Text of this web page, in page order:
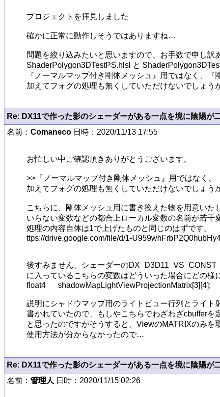
プロジェクトを拝見しました
確かに正常に動作しそうではありますね…
問題を絞り込みたいと思いますので、お手数で申し訳
ShaderPolygon3DTestPS.hlsl と
『ノーマルマップ付き剛体メッシュ』用ではなく、
加えてフォグの処理も無くしていただけないでしょう
Re: DX11で作った影のシェーダーがある一点を境に陰陽が
名前： Comaneco 日時：2020/11/13 17:55
お忙しい中ご確認頂きありがとうございます。
>>『ノーマルマップ付き剛体メッシュ』用ではなく
加えてフォグの処理も無くしていただけないでしょう
こちらに、剛体メッシュ用に書き換えた物を用意いた
いらない変数などの都合上ローカル変数の名前が若干
処理の内容自体は1で上げたものと同じのはずです。
ttps://drive.google.com/file/d/1-
後すみません、シェーダーの
に入っているこちらの変数はどういった場合にどの様
float4	shadowMapLightViewProjectionMatrix[3][4];
説明にシャドウマップ用のライトビュー行列とライト
書かれていたので、もしやこちらでわざわざcbufferを
と思ったのですがそうすると、ViewのMATRIXのみを
使用方法が分からなかったので…
Re: DX11で作った影のシェーダーがある一点を境に陰陽が
名前： 管理人 日時：2020/11/15 02:26